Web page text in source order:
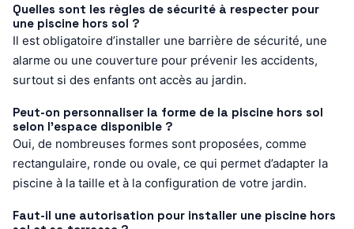
Quelles sont les règles de sécurité à respecter pour
une piscine hors sol ?
Il est obligatoire d’installer une barrière de sécurité, une
alarme ou une couverture pour prévenir les accidents,
surtout si des enfants ont accès au jardin.
Peut-on personnaliser la forme de la piscine hors sol
selon l’espace disponible ?
Oui, de nombreuses formes sont proposées, comme
rectangulaire, ronde ou ovale, ce qui permet d’adapter la
piscine à la taille et à la configuration de votre jardin.
Faut-il une autorisation pour installer une piscine hors